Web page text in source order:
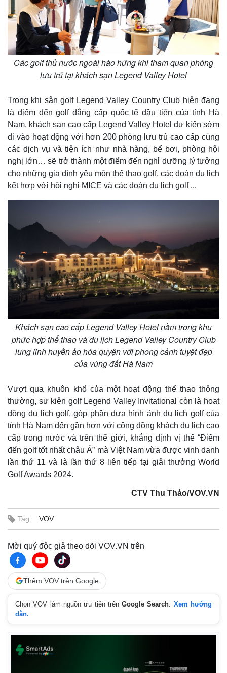
Quan sát
Cuộc sống đó đây
Hồ sơ
Video
Ảnh
E-Magazine
Infographic
Kinh tế
Bất động sản
Khởi nghiệp
Tỷ giá
Chứng khoán
Các golf thủ nước ngoài hào hứng khi tham quan phòng
lưu trú tại khách sạn Legend Valley Hotel
Trong khi sân golf Legend Valley Country Club hiện đang
là điểm đến golf đẳng cấp quốc tế đầu tiên của tỉnh Hà
Nam, khách sạn cao cấp Legend Valley Hotel dự kiến sớm
đi vào hoạt động với hơn 200 phòng lưu trú cao cấp cùng
các dịch vụ và tiện ích như nhà hàng, bể bơi, phòng hội
nghị lớn… sẽ trở thành một điểm đến nghỉ dưỡng lý tưởng
cho những gia đình yêu môn thể thao golf, các đoàn du lịch
kết hợp với hội nghị MICE và các đoàn du lịch golf ...
Khách sạn cao cấp Legend Valley Hotel nằm trong khu
phức hợp thể thao và du lịch Legend Valley Country Club
lung linh huyền ảo hòa quyện với phong cảnh tuyệt đẹp
của vùng đất Hà Nam
Vượt qua khuôn khổ của một hoạt động thể thao thông
thường, sự kiện golf Legend Valley Invitational còn là hoạt
động du lịch golf, góp phần đưa hình ảnh du lịch golf của
tỉnh Hà Nam đến gần hơn với cộng đồng khách du lịch cao
cấp trong nước và trên thế giới, khẳng định vị thế “Điểm
đến golf tốt nhất châu Á” mà Việt Nam vừa được vinh danh
lần thứ 11 và là lần thứ 8 liên tiếp tại giải thưởng World
Golf Awards 2024.
CTV Thu Thảo/VOV.VN
Tag: VOV
Mời quý độc giả theo dõi VOV.VN trên
Thêm VOV trên Google
Chọn VOV làm nguồn ưu tiên trênGoogle Search
Xem hướng
dẫn.